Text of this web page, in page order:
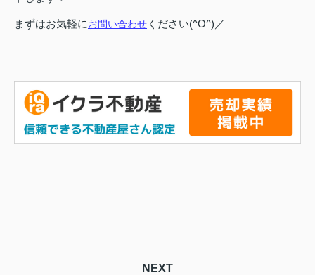
まずはお気軽にお問い合わせ ください(^O^)／
NEXT